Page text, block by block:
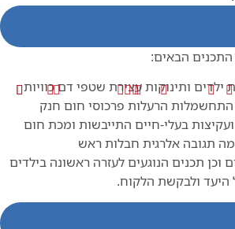
הבאים:
ילדים ותינוקותעצירת שטפי דםכוויות
התחשמלות הרעלות פרכוסי חום חנק
בעלי-חיים התייבשות ומכת חום
תגובה אלרגית חבלות ראש
וכן תכנים הנוגעים לעזרה ראשונה בילדים
היעד ולבקשת הלקוח.